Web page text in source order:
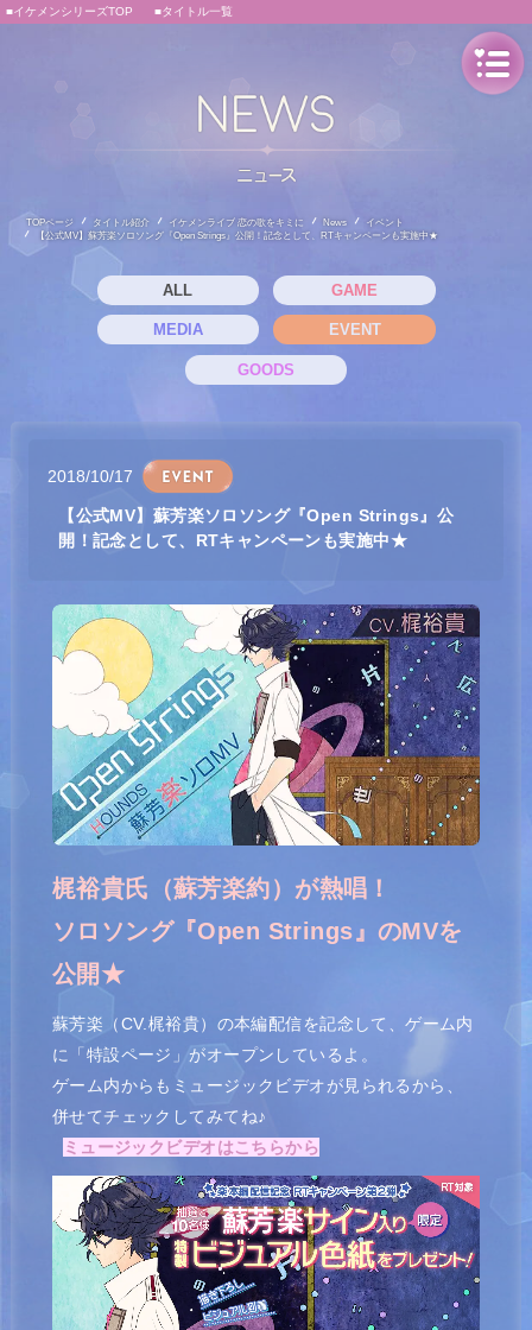
■イケメンシリーズTOP ■タイトル一覧
TOPページ タイトル紹介 イケメンライブ 恋の歌をキミに News
イベント
【公式MV】蘇芳楽ソロソング『Open Strings』公開！記念として、RTキャンペーンも実施中★
ALL GAME
MEDIA EVENT
GOODS
2018/10/17
【公式MV】蘇芳楽ソロソング『Open Strings』公
開！記念として、RTキャンペーンも実施中★
梶裕貴氏（蘇芳楽約）が熱唱！
ソロソング『Open Strings』のMVを
公開★
蘇芳楽（CV.梶裕貴）の本編配信を記念して、ゲーム内
に「特設ページ」がオープンしているよ。
ゲーム内からもミュージックビデオが見られるから、
併せてチェックしてみてね♪
ミュージックビデオはこちらから